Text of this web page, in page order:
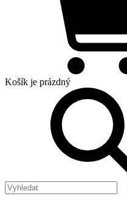
Košík je prázdný